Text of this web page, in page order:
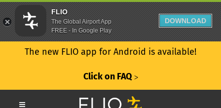
The new FLIO app for Android is available!
Click on FAQ ᐳ
FLIO
The Global Airport App
FREE - In Google Play
DOWNLOAD